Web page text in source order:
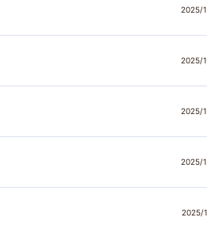
2025/
2025/
2025/
2025/
2025/